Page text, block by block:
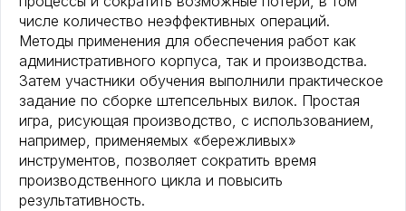
числе количество неэффективных операций.
Методы применения для обеспечения работ как
административного корпуса, так и производства.
Затем участники обучения выполнили практическое
задание по сборке штепсельных вилок. Простая
игра, рисующая производство, с использованием,
например, применяемых «бережливых»
инструментов, позволяет сократить время
производственного цикла и повысить
результативность.